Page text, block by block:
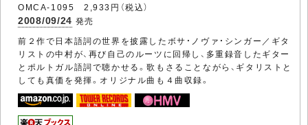
OMCA-1095 2,933円（税込）
2008/09/24 発売
前２作で日本語詞の世界を披露したボサ・ノヴァ・シンガー／ギタ
リストの中村が、再び自己のルーツに回帰し、多重録音したギター
とポルトガル語詞で聴かせる。歌もさることながら、ギタリストと
しても真価を発揮。オリジナル曲も４曲収録。